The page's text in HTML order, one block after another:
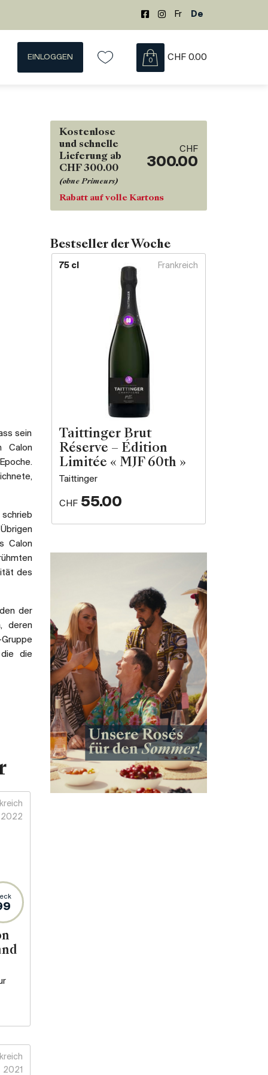
Fr De
EINLOGGEN 0 CHF 0.00
sein
Calon
Calon
des
der
deren
die die
2022
2021
Kostenlose
und schnelle
Lieferung ab
CHF 300.00
(ohne Primeurs)
CHF
300.00
Rabatt auf volle Kartons
Bestseller der Woche
75 cl Frankreich
Taittinger Brut
Réserve – Édition
Limitée « MJF 60th »
Taittinger
CHF 55.00